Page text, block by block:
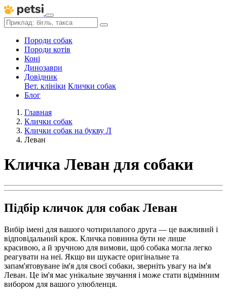
Породи собак
Породи котів
Коні
Динозаври
Довідник
Вет. клініки Клички собак
Блог
Главная
Клички собак
Клички собак на букву Л
Леван
Кличка Леван для собаки
Підбір кличок для собак Леван
Вибір імені для вашого чотирилапого друга — це важливий і
відповідальний крок. Кличка повинна бути не лише
красивою, а й зручною для вимови, щоб собака могла легко
реагувати на неї. Якщо ви шукаєте оригінальне та
запам'ятовуване ім'я для своєї собаки, зверніть увагу на ім'я
Леван. Це ім'я має унікальне звучання і може стати відмінним
вибором для вашого улюбленця.